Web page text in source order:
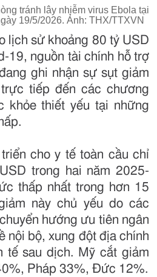
tránh lây nhiễm virus Ebola tại
19/5/2026. Ảnh: THX/TTXVN
lịch sử khoảng 80 tỷ USD
19, nguồn tài chính hỗ trợ
ghi nhận sự sụt giảm
tiếp đến các chương
khỏe thiết yếu tại những
cho y tế toàn cầu chỉ
trong hai năm 2025-
thấp nhất trong hơn 15
này chủ yếu do các
hướng ưu tiên ngân
nội bộ, xung đột địa chính
tế sau dịch. Mỹ cắt giảm
Pháp 33%, Đức 12%.